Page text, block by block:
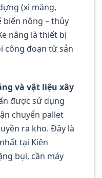
(xi măng,
biến nông – thủy
nâng là thiết bị
công đoạn từ sản
và vật liệu xây
được sử dụng
chuyển pallet
ra kho. Đây là
tại Kiên
bụi, cần máy